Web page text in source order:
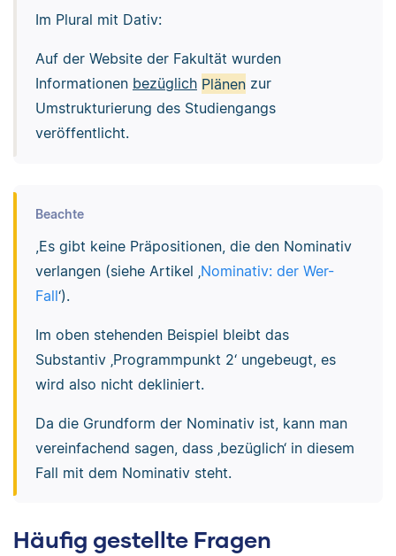
Im Plural mit Dativ:
Auf der Website der Fakultät wurden
Informationen bezüglich Plänenzur
Umstrukturierung des Studiengangs
veröffentlicht.
Beachte
,Es gibt keine Präpositionen, die den Nominativ
verlangen (siehe Artikel ‚ Nominativ: der Wer-
Fall‘).
Im oben stehenden Beispiel bleibt das
Substantiv ‚Programmpunkt 2‘ ungebeugt, es
wird also nicht dekliniert.
Da die Grundform der Nominativ ist, kann man
vereinfachend sagen, dass ‚bezüglich‘ in diesem
Fall mit dem Nominativ steht.
Häufig gestellte Fragen